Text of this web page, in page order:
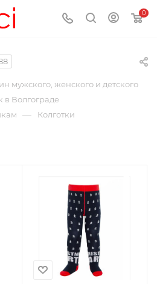
0
мужского, женского и детского
в Волгограде
— Колготки